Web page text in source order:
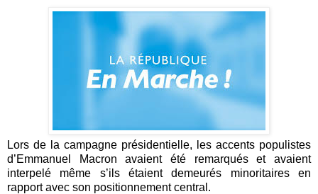
Lors de la campagne présidentielle, les accents populistes
d’Emmanuel Macron avaient été remarqués et avaient
interpelé même s’ils étaient demeurés minoritaires en
rapport avec son positionnement central.